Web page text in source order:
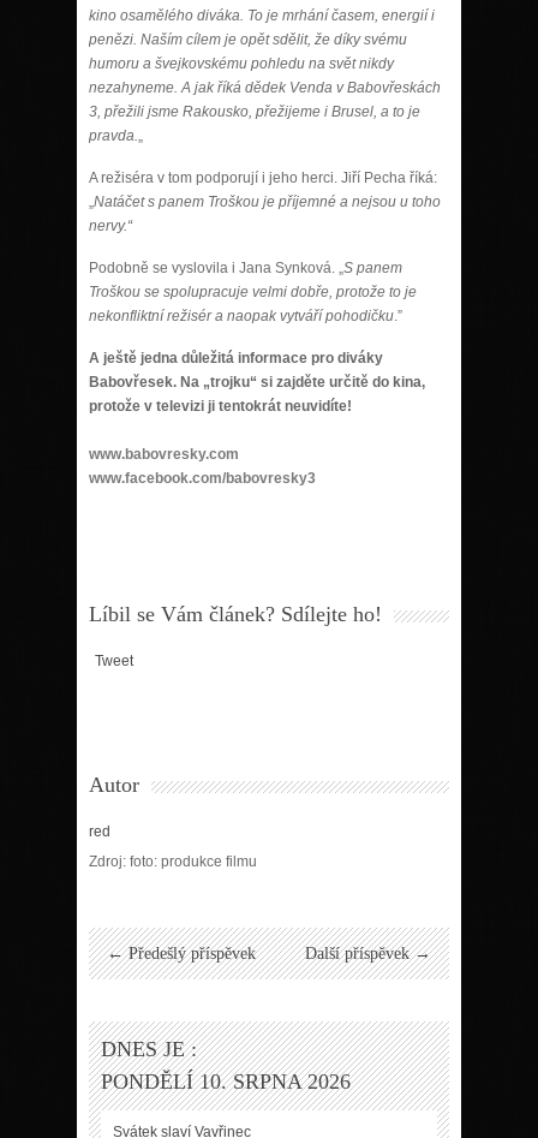
kino osamělého diváka. To je mrhání časem, energií i
penězi. Naším cílem je opět sdělit, že díky svému
humoru a švejkovskému pohledu na svět nikdy
nezahyneme. A jak říká dědek Venda v Babovřeskách
3, přežili jsme Rakousko, přežijeme i Brusel, a to je
pravda.„
A režiséra v tom podporují i jeho herci. Jiří Pecha říká:
„Natáčet s panem Troškou je příjemné a nejsou u toho
nervy.“
Podobně se vyslovila i Jana Synková. „S panem
Troškou se spolupracuje velmi dobře, protože to je
nekonfliktní režisér a naopak vytváří pohodičku.”
A ještě jedna důležitá informace pro diváky
Babovřesek. Na „trojku“ si zajděte určitě do kina,
protože v televizi ji tentokrát neuvidíte!
www.babovresky.com
www.facebook.com/babovresky3
Líbil se Vám článek? Sdílejte ho!
Tweet
Autor
red
Zdroj: foto: produkce filmu
← Předešlý příspěvek Další příspěvek →
DNES JE :
PONDĚLÍ 10. SRPNA 2026
Svátek slaví Vavřinec